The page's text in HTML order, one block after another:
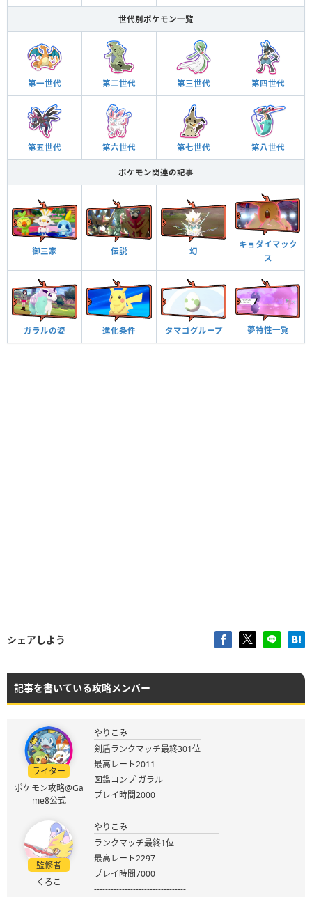
世代別ポケモン一覧
第一世代 第二世代 第三世代 第四世代
第五世代 第六世代 第七世代 第八世代
ポケモン関連の記事
御三家 伝説 幻
キョダイマック
ス
ガラルの姿 進化条件 タマゴグループ 夢特性一覧
シェアしよう
記事を書いている攻略メンバー
ライター
ポケモン攻略@Ga
me8公式
やりこみ
剣盾ランクマッチ最終301位
最高レート2011
図鑑コンプ ガラル
プレイ時間2000
監修者
くろこ
やりこみ
ランクマッチ最終1位
最高レート2297
プレイ時間7000
---------------------------------